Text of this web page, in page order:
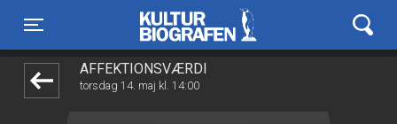
Toggle navigation
Kulturbiografen
AFFEKTIONSVÆRDI
torsdag 14. maj kl. 14:00
1step-front02 010852